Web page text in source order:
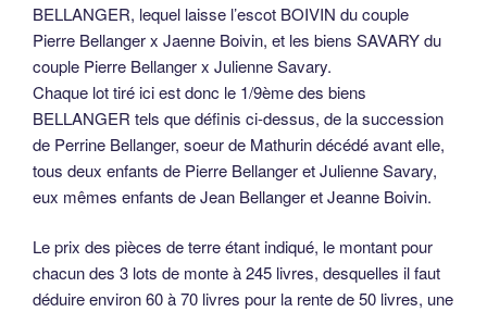
BELLANGER, lequel laisse l’escot BOIVIN du couple
Pierre Bellanger x Jaenne Boivin, et les biens SAVARY du
couple Pierre Bellanger x Julienne Savary.
Chaque lot tiré ici est donc le 1/9ème des biens
BELLANGER tels que définis ci-dessus, de la succession
de Perrine Bellanger, soeur de Mathurin décédé avant elle,
tous deux enfants de Pierre Bellanger et Julienne Savary,
eux mêmes enfants de Jean Bellanger et Jeanne Boivin.
Le prix des pièces de terre étant indiqué, le montant pour
chacun des 3 lots de monte à 245 livres, desquelles il faut
déduire environ 60 à 70 livres pour la rente de 50 livres, une